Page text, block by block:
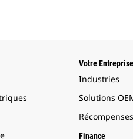
Votre Entreprise
Industries
Solutions
Finance